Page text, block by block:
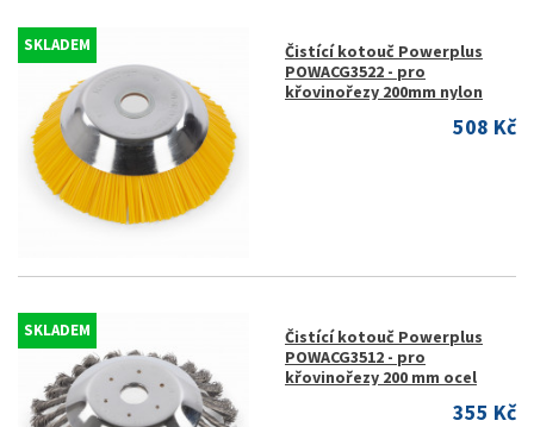
SKLADEM
Čistící kotouč Powerplus
POWACG3522 - pro
křovinořezy 200mm nylon
508 Kč
SKLADEM
Čistící kotouč Powerplus
POWACG3512 - pro
křovinořezy 200 mm ocel
355 Kč